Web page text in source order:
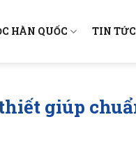
HÀN QUỐC TIN
giúp